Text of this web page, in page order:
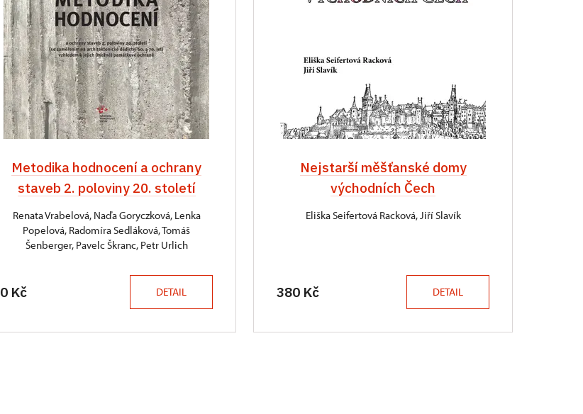
Metodika hodnocení a ochrany
staveb 2. poloviny 20. století
Renata Vrabelová, Naďa Goryczková, Lenka
Popelová, Radomíra Sedláková, Tomáš
Šenberger, Pavelc Škranc, Petr Urlich
0 Kč DETAIL
Nejstarší měšťanské domy
východních Čech
Eliška Seifertová Racková, Jiří Slavík
380 Kč DETAIL